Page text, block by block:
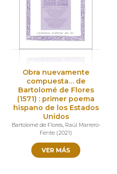
Obra nuevamente
compuesta… de
Bartolomé de Flores
(1571) : primer poema
hispano de los Estados
Unidos
Bartolomé de Flores, Raúl Marrero-
Fente (2021)
VER MÁS